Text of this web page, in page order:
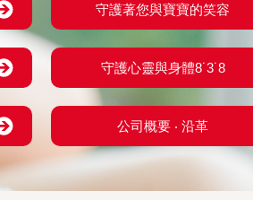
守護著您與寶寶的笑容
守護心靈與身體8˙3˙8
公司概要 ‧ 沿革